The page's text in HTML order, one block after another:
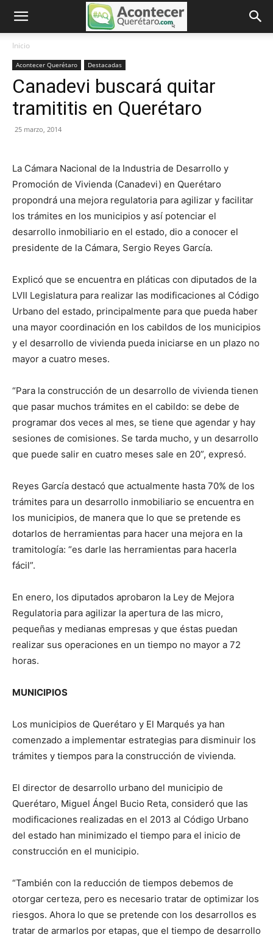
Inicio
Acontecer Querétaro Destacadas
Canadevi buscará quitar
tramititis en Querétaro
25 marzo, 2014
La Cámara Nacional de la Industria de Desarrollo y
Promoción de Vivienda (Canadevi) en Querétaro
propondrá una mejora regulatoria para agilizar y facilitar
los trámites en los municipios y así potenciar el
desarrollo inmobiliario en el estado, dio a conocer el
presidente de la Cámara, Sergio Reyes García.
Explicó que se encuentra en pláticas con diputados de la
LVII Legislatura para realizar las modificaciones al Código
Urbano del estado, principalmente para que pueda haber
una mayor coordinación en los cabildos de los municipios
y el desarrollo de vivienda pueda iniciarse en un plazo no
mayor a cuatro meses.
“Para la construcción de un desarrollo de vivienda tienen
que pasar muchos trámites en el cabildo: se debe de
programar dos veces al mes, se tiene que agendar y hay
sesiones de comisiones. Se tarda mucho, y un desarrollo
que puede salir en cuatro meses sale en 20”, expresó.
Reyes García destacó que actualmente hasta 70% de los
trámites para un desarrollo inmobiliario se encuentra en
los municipios, de manera que lo que se pretende es
dotarlos de herramientas para hacer una mejora en la
tramitología: “es darle las herramientas para hacerla
fácil”.
En enero, los diputados aprobaron la Ley de Mejora
Regulatoria para agilizar la apertura de las micro,
pequeñas y medianas empresas y que éstas puedan
realizar sus operaciones en un tiempo no mayor a 72
horas.
MUNICIPIOS
Los municipios de Querétaro y El Marqués ya han
comenzado a implementar estrategias para disminuir los
trámites y tiempos para la construcción de vivienda.
El director de desarrollo urbano del municipio de
Querétaro, Miguel Ángel Bucio Reta, consideró que las
modificaciones realizadas en el 2013 al Código Urbano
del estado han minimizado el tiempo para el inicio de
construcción en el municipio.
“También con la reducción de tiempos debemos de
otorgar certeza, pero es necesario tratar de optimizar los
riesgos. Ahora lo que se pretende con los desarrollos es
tratar de armarlos por etapas, que el tiempo de desarrollo